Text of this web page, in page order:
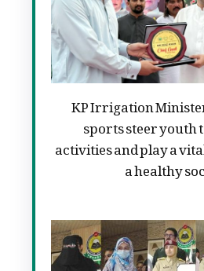
KP Irrigation
sports steer
activities and play a
a healthy